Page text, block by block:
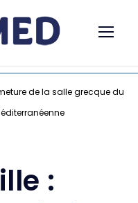
de la salle grecque du
: